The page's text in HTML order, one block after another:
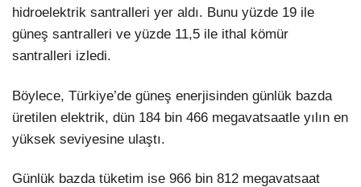
hidroelektrik santralleri yer aldı. Bunu yüzde 19 ile
güneş santralleri ve yüzde 11,5 ile ithal kömür
santralleri izledi.
Böylece, Türkiye’de güneş enerjisinden günlük bazda
üretilen elektrik, dün 184 bin 466 megavatsaatle yılın en
yüksek seviyesine ulaştı.
Günlük bazda tüketim ise 966 bin 812 megavatsaat